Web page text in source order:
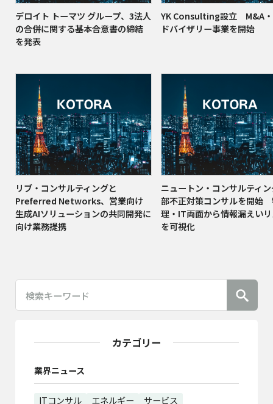
カテゴリー
業界ニュース
ITコンサル エネルギー
サービス
デロイト トーマツ グループ、3法人
の合併に関する基本合意書の締結
を発表
YK Consulting設立 M&A
ドバイザリー事業を開始
リブ・コンサルティングと
Preferred Networks、営業向け
生成AIソリューションの共同開発に
向け業務提携
ニュートン・コンサルティ
部不正対策コンサルを開始
理・IT両面から情報漏えい
を可視化